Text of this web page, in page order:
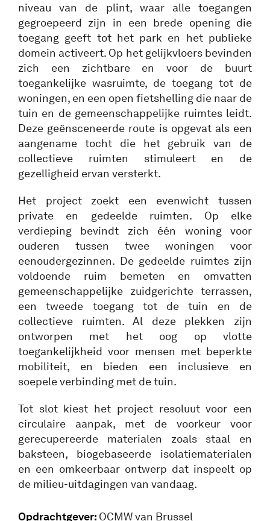
niveau van de plint, waar alle toegangen
gegroepeerd zijn in een brede opening die
toegang geeft tot het park en het publieke
domein activeert. Op het gelijkvloers bevinden
zich een zichtbare en voor de buurt
toegankelijke wasruimte, de toegang tot de
woningen, en een open fietshelling die naar de
tuin en de gemeenschappelijke ruimtes leidt.
Deze geënsceneerde route is opgevat als een
aangename tocht die het gebruik van de
collectieve ruimten stimuleert en de
gezelligheid ervan versterkt.
Het project zoekt een evenwicht tussen
private en gedeelde ruimten. Op elke
verdieping bevindt zich één woning voor
ouderen tussen twee woningen voor
eenoudergezinnen. De gedeelde ruimtes zijn
voldoende ruim bemeten en omvatten
gemeenschappelijke zuidgerichte terrassen,
een tweede toegang tot de tuin en de
collectieve ruimten. Al deze plekken zijn
ontworpen met het oog op vlotte
toegankelijkheid voor mensen met beperkte
mobiliteit, en bieden een inclusieve en
soepele verbinding met de tuin.
Tot slot kiest het project resoluut voor een
circulaire aanpak, met de voorkeur voor
gerecupereerde materialen zoals staal en
baksteen, biogebaseerde isolatiematerialen
en een omkeerbaar ontwerp dat inspeelt op
de milieu-uitdagingen van vandaag.
Opdrachtgever: OCMW van Brussel